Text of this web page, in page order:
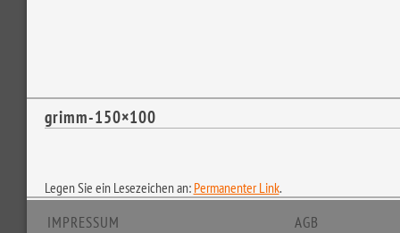
grimm-150×100
Legen Sie ein Lesezeichen an: Permanenter Link.
IMPRESSUM
AGB